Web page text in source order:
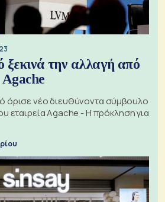
την αλλαγή από
όρισε νέο διευθύνοντα σύμβουλο
εταιρεία Agache - Η πρόκληση για